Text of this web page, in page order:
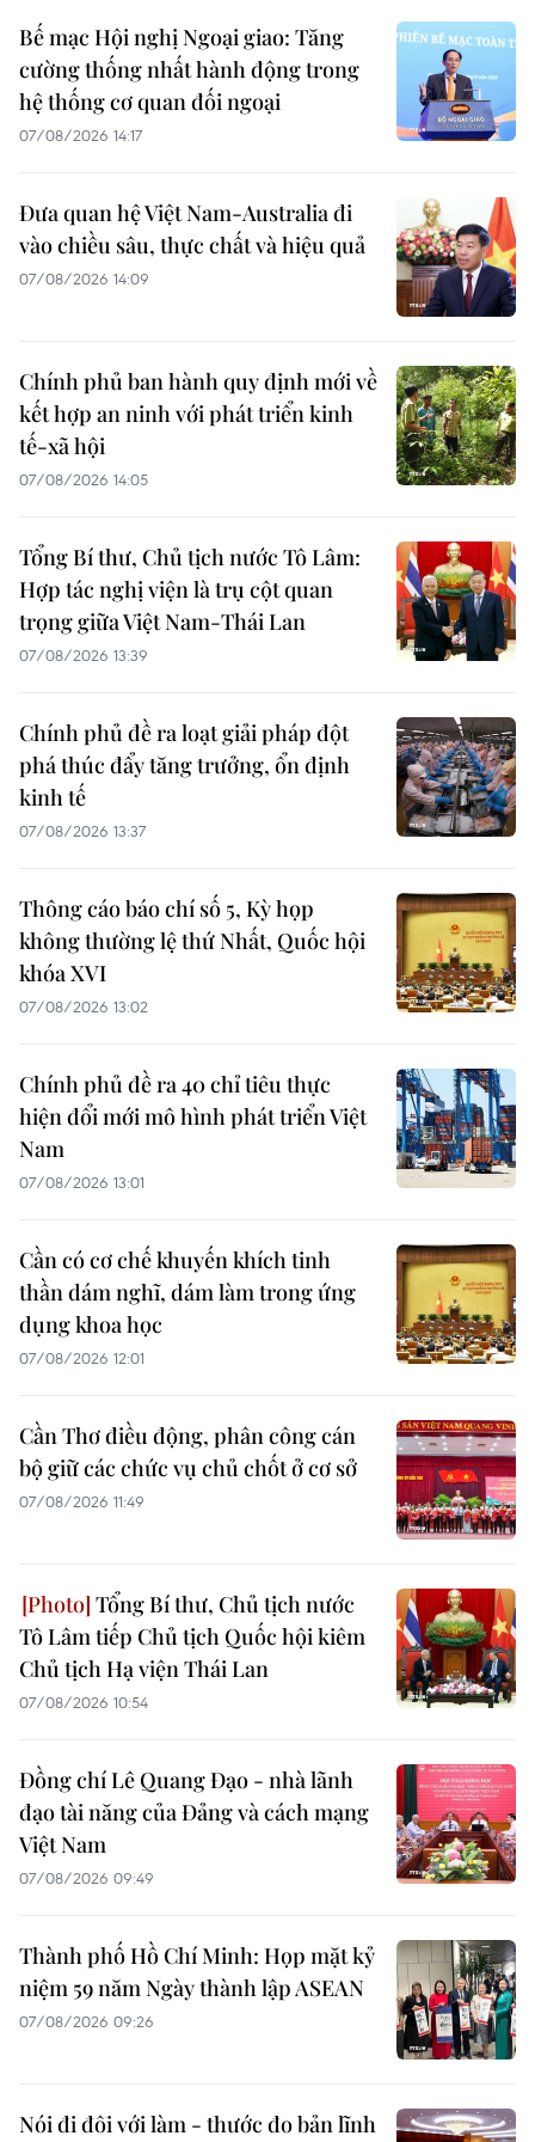
Bế mạc Hội nghị Ngoại giao: Tăng
cường thống nhất hành động trong
hệ thống cơ quan đối ngoại
07/08/2026 14:17
Đưa quan hệ Việt Nam-Australia đi
vào chiều sâu, thực chất và hiệu quả
07/08/2026 14:09
Chính phủ ban hành quy định mới về
kết hợp an ninh với phát triển kinh
tế-xã hội
07/08/2026 14:05
Tổng Bí thư, Chủ tịch nước Tô Lâm:
Hợp tác nghị viện là trụ cột quan
trọng giữa Việt Nam-Thái Lan
07/08/2026 13:39
Chính phủ đề ra loạt giải pháp đột
phá thúc đẩy tăng trưởng, ổn định
kinh tế
07/08/2026 13:37
Thông cáo báo chí số 5, Kỳ họp
không thường lệ thứ Nhất, Quốc hội
khóa XVI
07/08/2026 13:02
Chính phủ đề ra 40 chỉ tiêu thực
hiện đổi mới mô hình phát triển Việt
Nam
07/08/2026 13:01
Cần có cơ chế khuyến khích tinh
thần dám nghĩ, dám làm trong ứng
dụng khoa học
07/08/2026 12:01
Cần Thơ điều động, phân công cán
bộ giữ các chức vụ chủ chốt ở cơ sở
07/08/2026 11:49
Tổng Bí thư, Chủ tịch nước
Tô Lâm tiếp Chủ tịch Quốc hội kiêm
Chủ tịch Hạ viện Thái Lan
07/08/2026 10:54
Đồng chí Lê Quang Đạo - nhà lãnh
đạo tài năng của Đảng và cách mạng
Việt Nam
07/08/2026 09:49
Thành phố Hồ Chí Minh: Họp mặt kỷ
niệm 59 năm Ngày thành lập ASEAN
07/08/2026 09:26
Nói đi đôi với làm - thước đo bản lĩnh